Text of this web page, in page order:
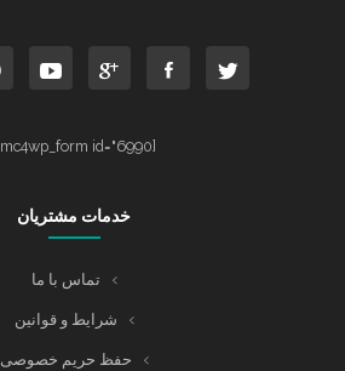
[mc4wp_form id="6990"]
خدمات مشتریان
تماس با ما
شرایط و قوانین
حفظ حریم خصوصی